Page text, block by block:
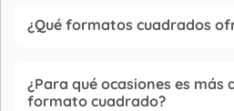
¿Qué formatos cuadrados
¿Para qué ocasiones es más
formato cuadrado?